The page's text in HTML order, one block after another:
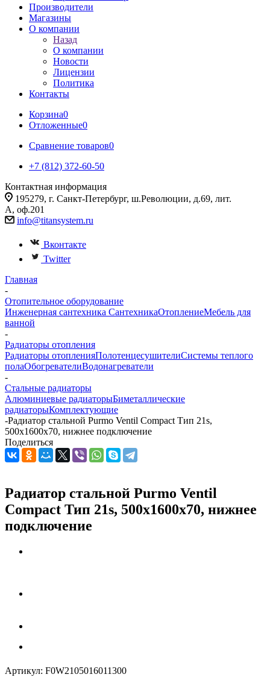
Производители
Магазины
О компании
Назад
О компании
Новости
Лицензии
Политика
Контакты
Корзина0
Отложенные0
Сравнение товаров0
+7 (812) 372-60-50
Контактная информация
195279, г. Санкт-Петербург, ш.Революции, д.69, лит.
А, оф.201
info@titansystem.ru
Вконтакте
Twitter
Главная
-
Отопительное оборудование
Инженерная сантехника СантехникаОтоплениеМебель для
ванной
-
Радиаторы отопления
Радиаторы отопленияПолотенцесушителиСистемы теплого
полаОбогревателиВодонагреватели
-
Стальные радиаторы
Алюминиевые радиаторыБиметаллические
радиаторыКомплектующие
-Радиатор стальной Purmo Ventil Compact Тип 21s,
500x1600x70, нижнее подключение
Поделиться
Радиатор стальной Purmo Ventil
Compact Тип 21s, 500x1600x70, нижнее
подключение
Артикул: F0W2105016011300